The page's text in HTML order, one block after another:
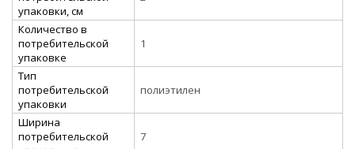
упаковки, см
Количество в
потребительской
упаковке
1
Тип
потребительской
упаковки
полиэтилен
Ширина
потребительской
7